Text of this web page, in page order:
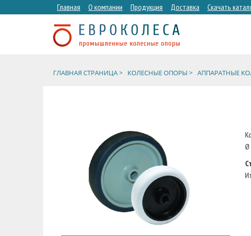
Главная О компании Продукция Доставка Скачать
ГЛАВНАЯ СТРАНИЦА > КОЛЕСНЫЕ ОПОРЫ > АППАРАТНЫЕ
Ø